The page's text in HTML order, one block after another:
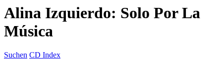
Alina Izquierdo: Solo Por La
Música
Suchen CD Index